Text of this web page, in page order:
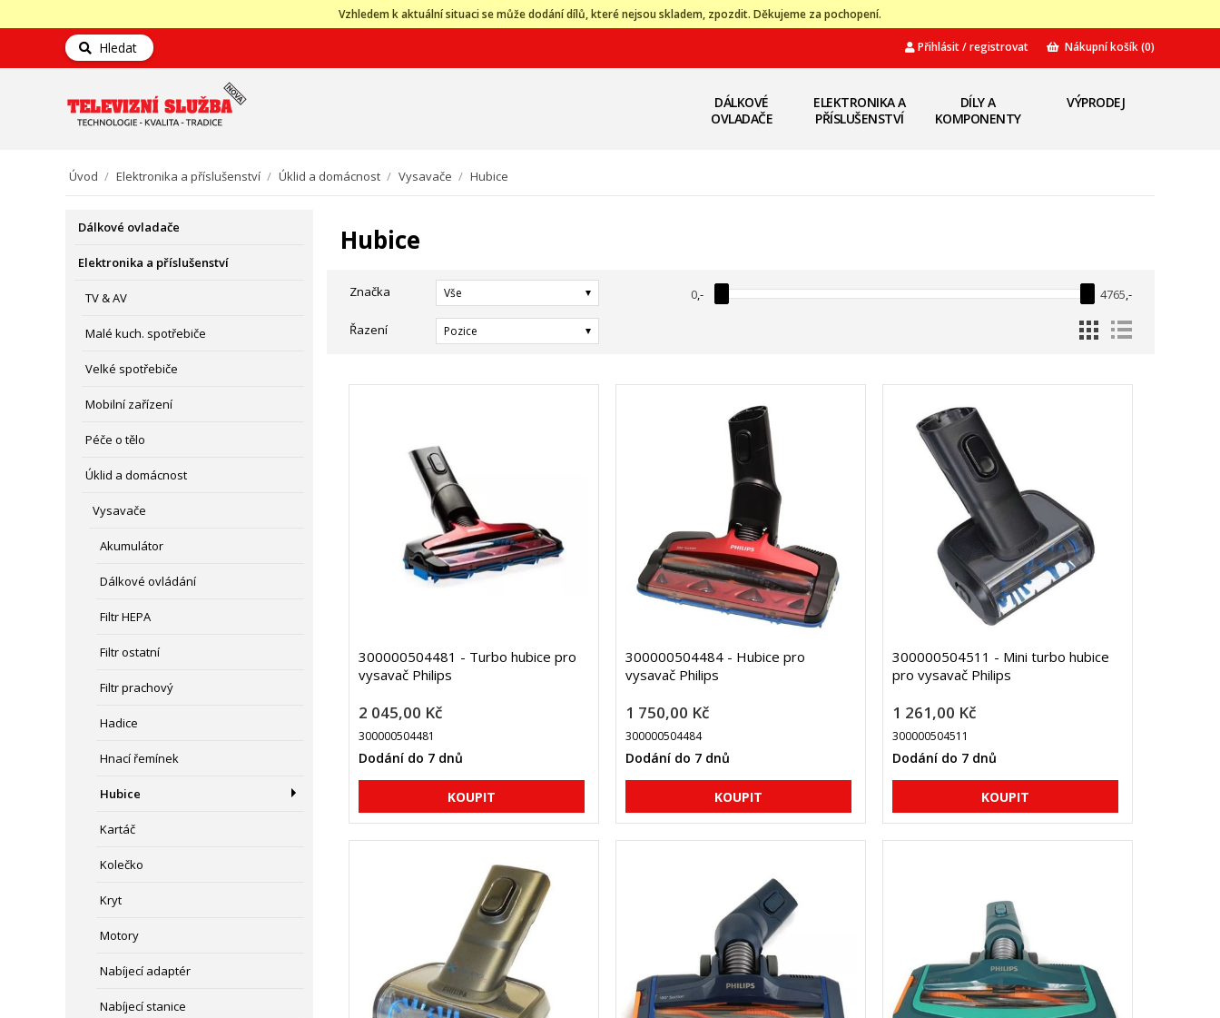
Vzhledem k aktuální situaci se může dodání dílů, které nejsou skladem, zpozdit. Děkujeme za pochopení.
Hledat Přihlásit / registrovat Nákupní košík(0)
DÁLKOVÉ
OVLADAČE
ELEKTRONIKA A
PŘÍSLUŠENSTVÍ
DÍLY A
KOMPONENTY
VÝPRODEJ
Úvod / Elektronika a příslušenství / Úklid a domácnost / Vysavače / Hubice
Dálkové ovladače
Elektronika a příslušenství
TV & AV
Malé kuch. spotřebiče
Velké spotřebiče
Mobilní zařízení
Péče o tělo
Úklid a domácnost
Vysavače
Akumulátor
Dálkové ovládání
Filtr HEPA
Filtr ostatní
Filtr prachový
Hadice
Hnací řemínek
Hubice
Kartáč
Kolečko
Kryt
Motory
Nabíjecí adaptér
Nabíjecí stanice
Hubice
0,- ,-
4765
Značka Vše
Řazení Pozice
300000504481 - Turbo hubice pro
vysavač Philips
2 045,00 Kč
300000504481
Dodání do 7 dnů
300000504484 - Hubice pro
vysavač Philips
1 750,00 Kč
300000504484
Dodání do 7 dnů
300000504511 - Mini turbo hubice
pro vysavač Philips
1 261,00 Kč
300000504511
Dodání do 7 dnů